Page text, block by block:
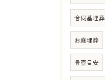
合同墓埋葬
お庭埋葬
骨壺目安